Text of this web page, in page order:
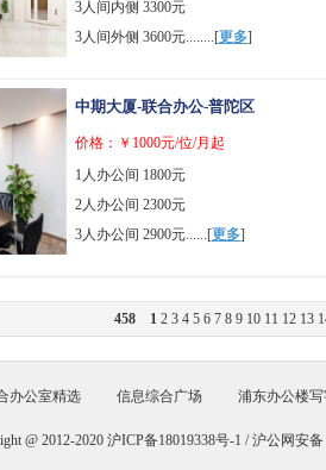
3人间内侧 3300元
3人间外侧 3600元........[更多]
中期大厦-联合办公-普陀区
价格：￥1000元/位/月起
1人办公间 1800元
2人办公间 2300元
3人办公间 2900元......[更多]
458 1 2 3 4 5 6 7 8 9 10 11 12 13
办公室精选 信息综合广场 浦东办公楼
@ 2012-2020 沪ICP备18019338号-1 /沪公网安备